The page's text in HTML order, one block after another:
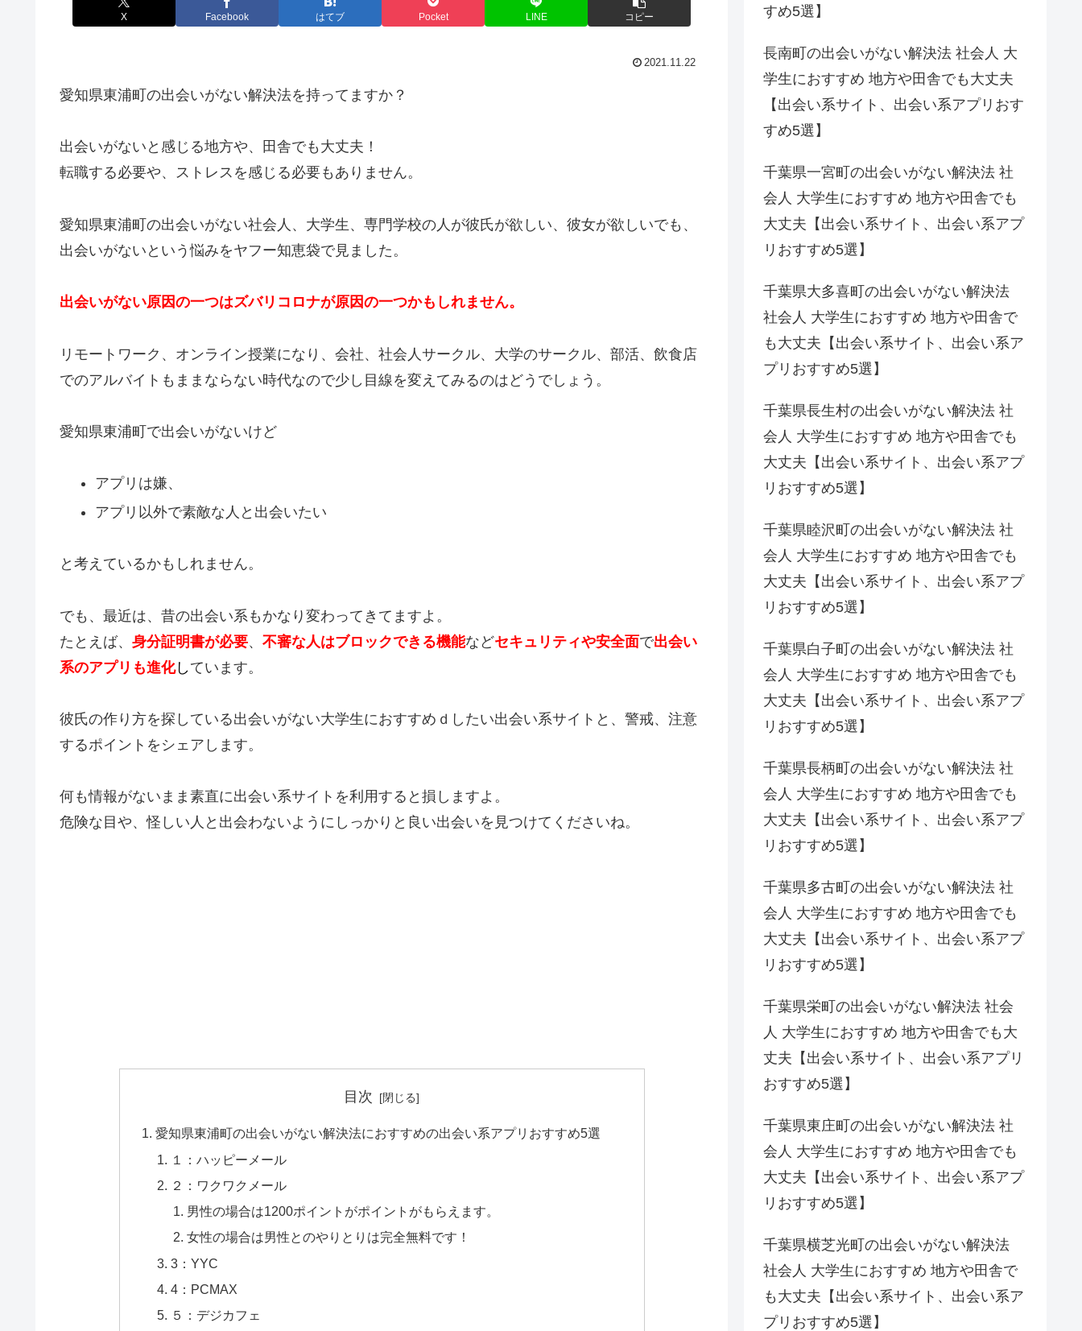
X Facebook はてブ Pocket LINE コピー
2021.11.22
愛知県東浦町の出会いがない解決法を持ってますか？
出会いがないと感じる地方や、田舎でも大丈夫！
転職する必要や、ストレスを感じる必要もありません。
愛知県東浦町の出会いがない社会人、大学生、専門学校の人が彼氏が欲しい、彼女が欲しいでも、
出会いがないという悩みをヤフー知恵袋で見ました。
出会いがない原因の一つはズバリコロナが原因の一つかもしれません。
リモートワーク、オンライン授業になり、会社、社会人サークル、大学のサークル、部活、飲食店
でのアルバイトもままならない時代なので少し目線を変えてみるのはどうでしょう。
愛知県東浦町で出会いがないけど
アプリは嫌、
アプリ以外で素敵な人と出会いたい
と考えているかもしれません。
でも、最近は、昔の出会い系もかなり変わってきてますよ。
たとえば、 身分証明書が必要、 不審な人はブロックできる機能などセキュリティや安全面で出会い
系のアプリも進化し ています。
彼氏の作り方を探している出会いがない大学生におすすめｄしたい出会い系サイトと、警戒、注意
するポイントをシェアします。
何も情報がないまま素直に出会い系サイトを利用すると損しますよ。
危険な目や、怪しい人と出会わないようにしっかりと良い出会いを見つけてくださいね。
目次
愛知県東浦町の出会いがない解決法におすすめの出会い系アプリおすすめ5選
１：ハッピーメール
２：ワクワクメール
男性の場合は1200ポイントがポイントがもらえます。
女性の場合は男性とのやりとりは完全無料です！
3：YYC
4：PCMAX
５：デジカフェ
すめ5選】
長南町の出会いがない解決法 社会人 大
学生におすすめ 地方や田舎でも大丈夫
【出会い系サイト、出会い系アプリおす
すめ5選】
千葉県一宮町の出会いがない解決法 社
会人 大学生におすすめ 地方や田舎でも
大丈夫【出会い系サイト、出会い系アプ
リおすすめ5選】
千葉県大多喜町の出会いがない解決法
社会人 大学生におすすめ 地方や田舎で
も大丈夫【出会い系サイト、出会い系ア
プリおすすめ5選】
千葉県長生村の出会いがない解決法 社
会人 大学生におすすめ 地方や田舎でも
大丈夫【出会い系サイト、出会い系アプ
リおすすめ5選】
千葉県睦沢町の出会いがない解決法 社
会人 大学生におすすめ 地方や田舎でも
大丈夫【出会い系サイト、出会い系アプ
リおすすめ5選】
千葉県白子町の出会いがない解決法 社
会人 大学生におすすめ 地方や田舎でも
大丈夫【出会い系サイト、出会い系アプ
リおすすめ5選】
千葉県長柄町の出会いがない解決法 社
会人 大学生におすすめ 地方や田舎でも
大丈夫【出会い系サイト、出会い系アプ
リおすすめ5選】
千葉県多古町の出会いがない解決法 社
会人 大学生におすすめ 地方や田舎でも
大丈夫【出会い系サイト、出会い系アプ
リおすすめ5選】
千葉県栄町の出会いがない解決法 社会
人 大学生におすすめ 地方や田舎でも大
丈夫【出会い系サイト、出会い系アプリ
おすすめ5選】
千葉県東庄町の出会いがない解決法 社
会人 大学生におすすめ 地方や田舎でも
大丈夫【出会い系サイト、出会い系アプ
リおすすめ5選】
千葉県横芝光町の出会いがない解決法
社会人 大学生におすすめ 地方や田舎で
も大丈夫【出会い系サイト、出会い系ア
プリおすすめ5選】